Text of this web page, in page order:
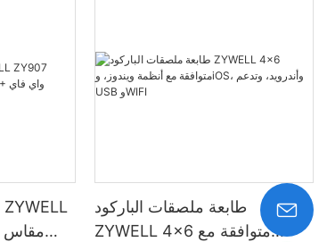
طابعة ملصقات الباركود
ZYWELL 4x6 متوافقة مع